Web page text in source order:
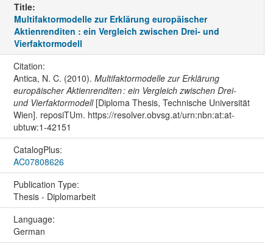
Title:
Multifaktormodelle zur Erklärung europäischer
Aktienrenditen : ein Vergleich zwischen Drei- und
Vierfaktormodell
Citation:
Antica, N. C. (2010). Multifaktormodelle zur Erklärung
europäischer Aktienrenditen : ein Vergleich zwischen Drei-
und Vierfaktormodell[Diploma Thesis, Technische Universität
Wien]. reposiTUm. https://resolver.obvsg.at/urn:nbn:at:at-
ubtuw:1-42151
CatalogPlus:
AC07808626
Publication Type:
Thesis - Diplomarbeit
Language:
German